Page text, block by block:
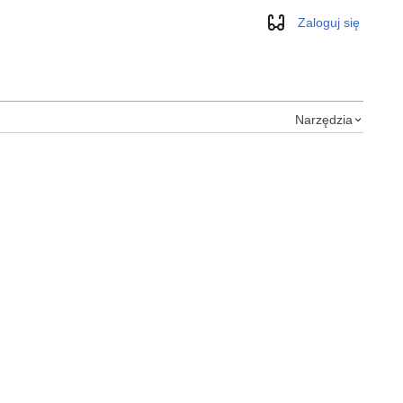
WyglądZaloguj się
Narzędzia